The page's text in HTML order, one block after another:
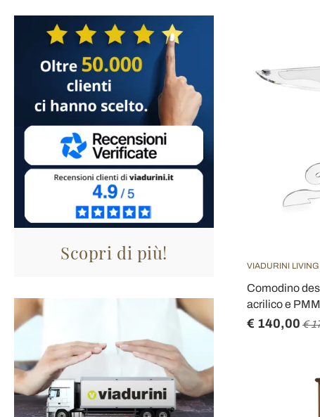
Scopri di più!
VIADURINI LIVING
Comodino
acrilico e
€ 140,00 €